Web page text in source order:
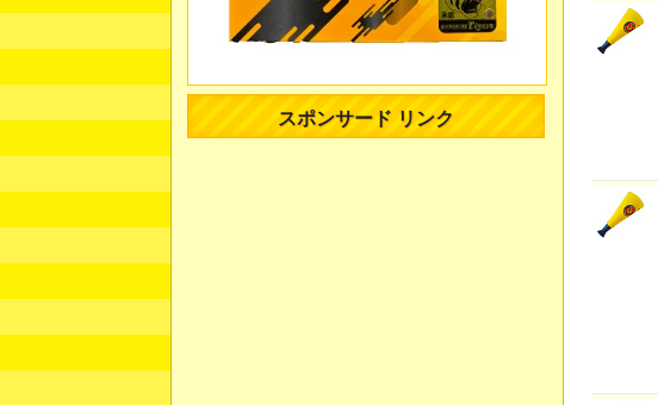
スポンサード リンク